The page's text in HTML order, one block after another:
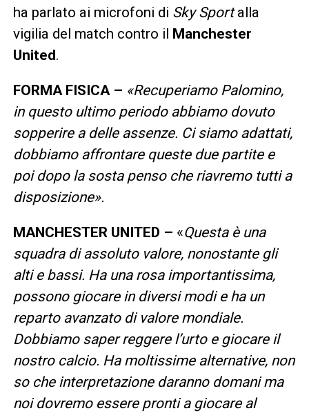
ha parlato ai microfoni di Sky Sportalla
vigilia del match contro il Manchester
United.
FORMA FISICA – «Recuperiamo Palomino,
in questo ultimo periodo abbiamo dovuto
sopperire a delle assenze. Ci siamo adattati,
dobbiamo affrontare queste due partite e
poi dopo la sosta penso che riavremo tutti a
disposizione».
MANCHESTER UNITED – «Questa è una
squadra di assoluto valore, nonostante gli
alti e bassi. Ha una rosa importantissima,
possono giocare in diversi modi e ha un
reparto avanzato di valore mondiale.
Dobbiamo saper reggere l’urto e giocare il
nostro calcio. Ha moltissime alternative, non
so che interpretazione daranno domani ma
noi dovremo essere pronti a giocare al